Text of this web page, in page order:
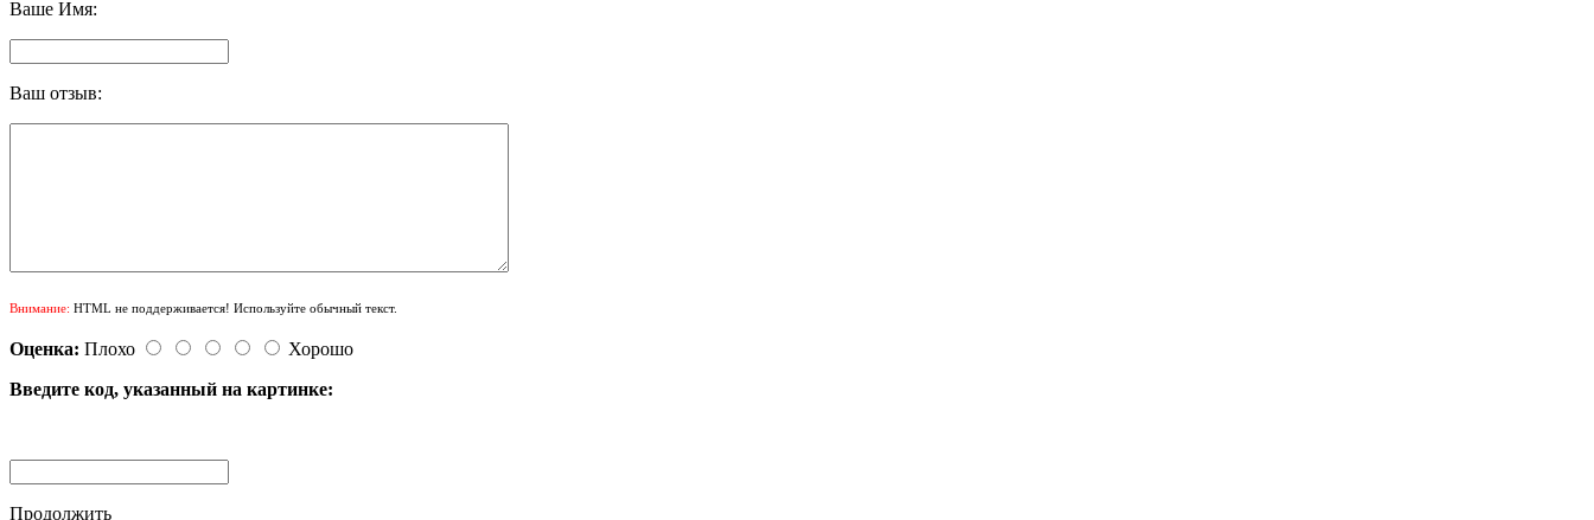
Ваше Имя:
Ваш отзыв:
Внимание: HTML не поддерживается! Используйте обычный текст.
Оценка: Плохо
Хорошо
Введите код, указанный на картинке:
Продолжить